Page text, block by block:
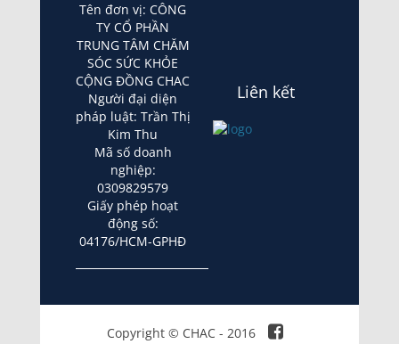
Tên đơn vị: CÔNG
TY CỔ PHẦN
TRUNG TÂM CHĂM
SÓC SỨC KHỎE
CỘNG ĐỒNG CHAC
Người đại diện
pháp luật: Trần Thị
Kim Thu
Mã số doanh
nghiệp:
0309829579
Giấy phép hoạt
động số:
04176/HCM-GPHĐ
Liên kết
Copyright © CHAC - 2016